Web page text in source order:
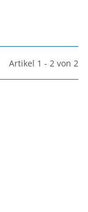
Artikel 1 - 2 von 2